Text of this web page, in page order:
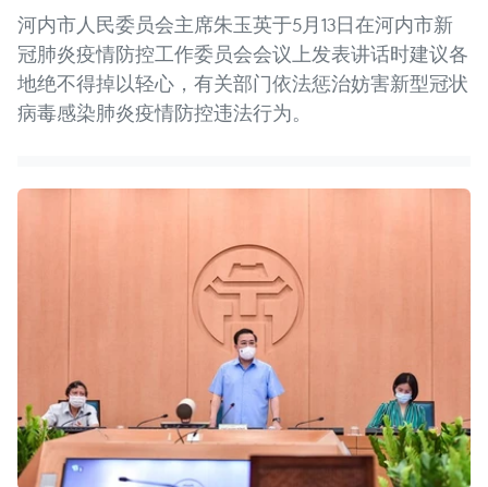
河内市人民委员会主席朱玉英于5月13日在河内市新
冠肺炎疫情防控工作委员会会议上发表讲话时建议各
地绝不得掉以轻心，有关部门依法惩治妨害新型冠状
病毒感染肺炎疫情防控违法行为。